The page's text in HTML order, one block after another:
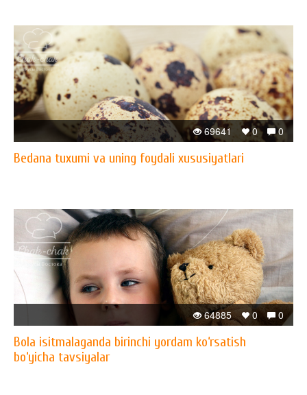
0
0
69641
Bedana tuxumi va uning foydali xususiyatlari
0
0
64885
Bola isitmalaganda birinchi yordam ko‘rsatish
bo‘yicha tavsiyalar